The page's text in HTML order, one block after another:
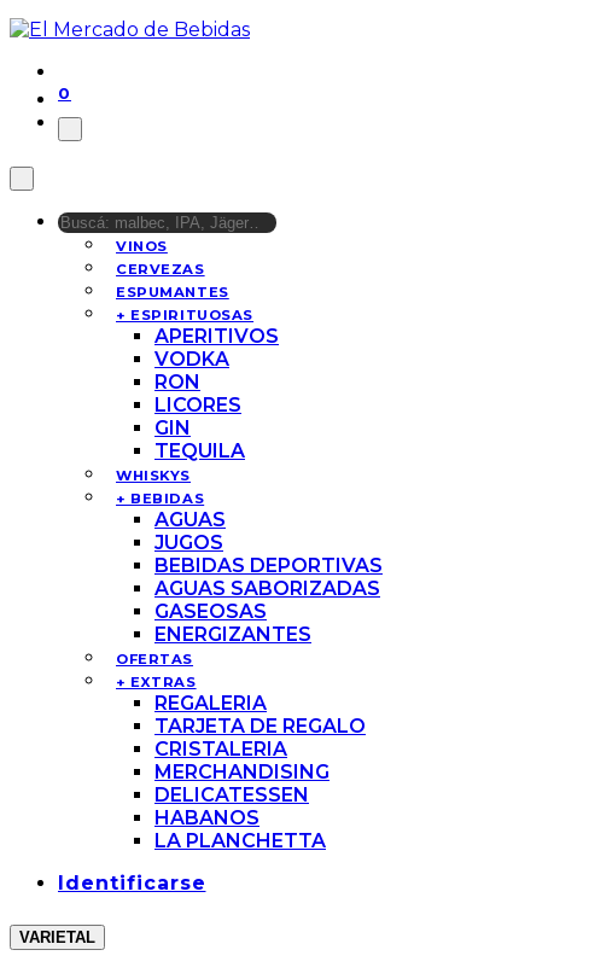
0
VINOS
CERVEZAS
ESPUMANTES
+ ESPIRITUOSAS
APERITIVOS
VODKA
RON
LICORES
GIN
TEQUILA
WHISKYS
+ BEBIDAS
AGUAS
JUGOS
BEBIDAS DEPORTIVAS
AGUAS SABORIZADAS
GASEOSAS
ENERGIZANTES
OFERTAS
+ EXTRAS
REGALERIA
TARJETA DE REGALO
CRISTALERIA
MERCHANDISING
DELICATESSEN
HABANOS
LA PLANCHETTA
Identificarse
VARIETAL